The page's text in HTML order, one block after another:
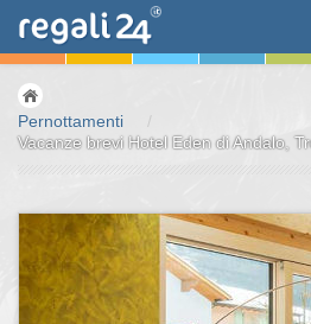
Pernottamenti
/
Vacanze brevi Hotel Eden di Andalo,